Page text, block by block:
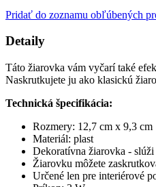
Pridať do zoznamu obľúbených
Detaily
Táto žiarovka vám vyčarí také
Naskrutkujete ju ako klasickú
Technická špecifikácia:
Rozmery: 12,7 cm x 9,3 cm
Materiál: plast
Dekoratívna žiarovka -
Žiarovku môžete
Určené len pre interiérové